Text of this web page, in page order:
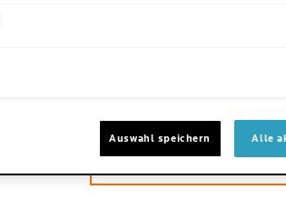
Wir
den
den
sich
und
die
Klare
Auswahl speichern Alle